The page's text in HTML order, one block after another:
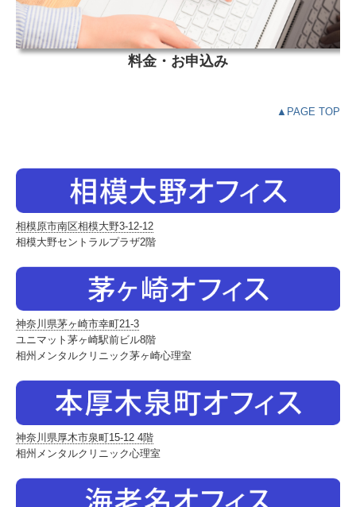
料金・お申込み
▲PAGE TOP
相模原市南区相模大野3-12-12
相模大野セントラルプラザ2階
神奈川県茅ヶ崎市幸町21-3
ユニマット茅ヶ崎駅前ビル8階
相州メンタルクリニック茅ヶ崎心理室
神奈川県厚木市泉町15-12 4階
相州メンタルクリニック心理室